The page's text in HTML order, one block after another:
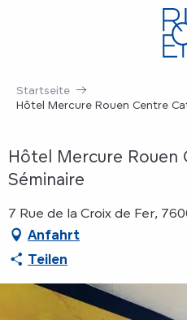
Startseite
Hôtel Mercure Rouen Centre
Hôtel Mercure Rouen
Séminaire
7 Rue de la Croix de Fer,
Anfahrt
Teilen